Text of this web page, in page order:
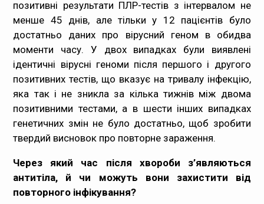
позитивні результати ПЛР-тестів з інтервалом не
менше 45 днів, але тільки у 12 пацієнтів було
достатньо даних про вірусний геном в обидва
моменти часу. У двох випадках були виявлені
ідентичні вірусні геноми після першого і другого
позитивних тестів, що вказує на тривалу інфекцію,
яка так і не зникла за кілька тижнів між двома
позитивними тестами, а в шести інших випадках
генетичних змін не було достатньо, щоб зробити
твердий висновок про повторне зараження.
Через який час після хвороби з’являються
антитіла, й чи можуть вони захистити від
повторного інфікування?